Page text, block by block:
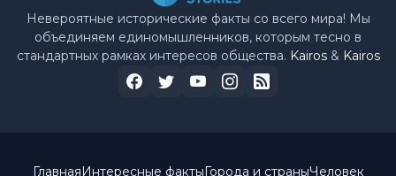
Невероятные исторические факты со всего мира! Мы
объединяем единомышленников, которым тесно в
стандартных рамках интересов общества. Kairos& Kairos
ГлавнаяИнтересные фактыГорода и страныЧеловек